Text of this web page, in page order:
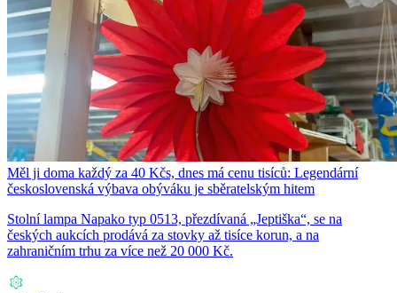
Měl ji doma každý za 40 Kčs, dnes má cenu tisíců: Legendární
československá výbava obýváku je sběratelským hitem
Stolní lampa Napako typ 0513, přezdívaná „Jeptiška“, se na
českých aukcích prodává za stovky až tisíce korun, a na
zahraničním trhu za více než 20 000 Kč.